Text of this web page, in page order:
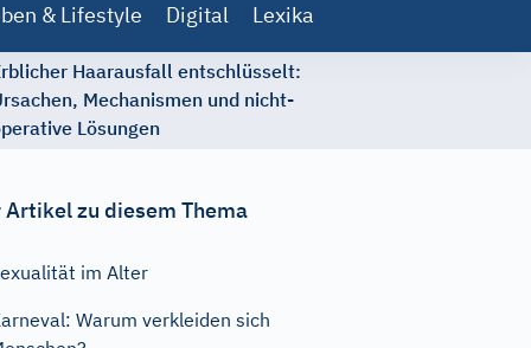
& Lifestyle Digital Lexika
Haarausfall entschlüsselt:
Mechanismen und nicht-
Lösungen
Artikel zu diesem Thema
im Alter
Warum verkleiden sich